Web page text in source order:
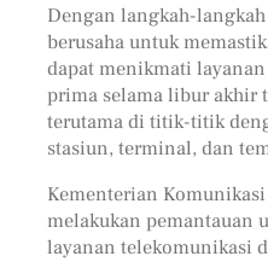
Dengan langkah-
berusaha untuk
dapat menikmati
prima selama libur akhir
terutama di titik-titik
stasiun, terminal, dan
Kementerian
melakukan pemantauan
layanan telekomunikasi